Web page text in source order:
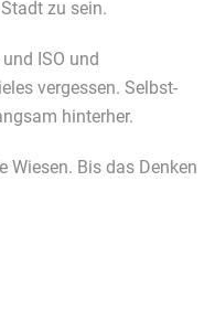
zu sein.
ISO und
vergessen. Selbst-
hinterher.
Wiesen. Bis das Denken